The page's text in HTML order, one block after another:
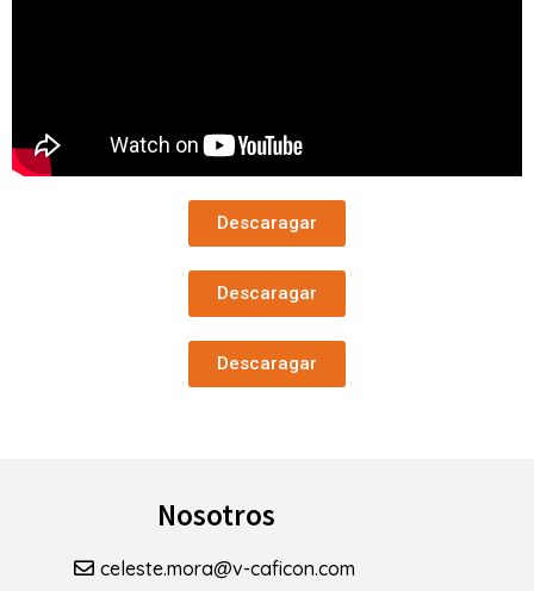
Descaragar
Descaragar
Descaragar
Nosotros
celeste.mora@v-caficon.com